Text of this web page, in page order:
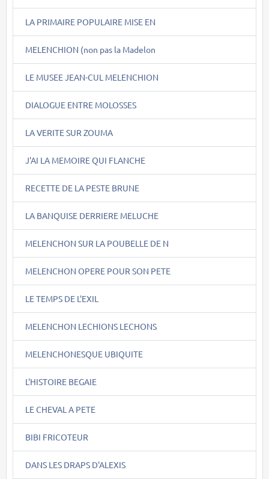
LA PRIMAIRE POPULAIRE MISE EN
MELENCHION (non pas la Madelon
LE MUSEE JEAN-CUL MELENCHION
DIALOGUE ENTRE MOLOSSES
LA VERITE SUR ZOUMA
J'AI LA MEMOIRE QUI FLANCHE
RECETTE DE LA PESTE BRUNE
LA BANQUISE DERRIERE MELUCHE
MELENCHON SUR LA POUBELLE DE N
MELENCHON OPERE POUR SON PETE
LE TEMPS DE L'EXIL
MELENCHON LECHIONS LECHONS
MELENCHONESQUE UBIQUITE
L'HISTOIRE BEGAIE
LE CHEVAL A PETE
BIBI FRICOTEUR
DANS LES DRAPS D'ALEXIS